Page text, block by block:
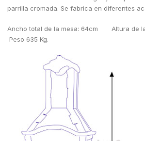
parrilla cromada. Se fabrica en diferentes
Ancho total de la mesa: 64cm Altura de
Peso 635 Kg.